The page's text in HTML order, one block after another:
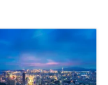
走廊伴隨芬芳香氛
。
園等，同時驅車輕
放式自助早餐以及健
風格的客房，房內
走廊伴隨芬芳香氛
。